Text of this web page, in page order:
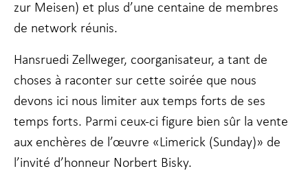
zur Meisen) et plus d’une centaine de membres
de network réunis.
Hansruedi Zellweger, coorganisateur, a tant de
choses à raconter sur cette soirée que nous
devons ici nous limiter aux temps forts de ses
temps forts. Parmi ceux-ci figure bien sûr la vente
aux enchères de l’œuvre «Limerick (Sunday)» de
l’invité d’honneur Norbert Bisky.
possible lors
de votre visite.
Si vous refusez
certaines
fonctionnalités
disparaîtront
du site Web.
Marketing
En partageant